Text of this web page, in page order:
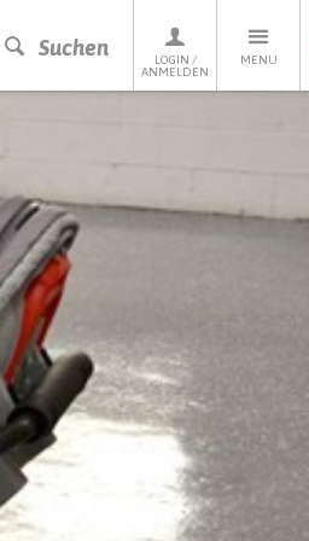
Suchen
LOGIN /
ANMELDEN
MENU